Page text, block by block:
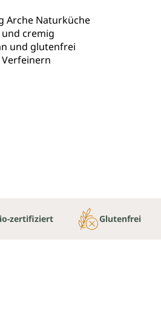
Arche Naturküche
cremig
und glutenfrei
zertifiziert Glutenfrei